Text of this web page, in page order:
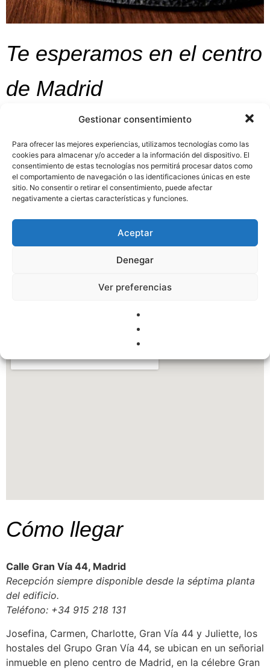
Gestionar consentimiento
Para ofrecer las mejores experiencias, utilizamos tecnologías como las
cookies para almacenar y/o acceder a la información del dispositivo. El
consentimiento de estas tecnologías nos permitirá procesar datos como
el comportamiento de navegación o las identificaciones únicas en este
sitio. No consentir o retirar el consentimiento, puede afectar
negativamente a ciertas características y funciones.
Aceptar
Denegar
Ver preferencias
Te esperamos en el centro
de Madrid
Hostel Juliette — 2ª Planta
juliette@granvia44madrid.com
Hostal Carmen — 4ª Planta
carmen@granvia44madrid.com
Hostal Josefina — 7ª Planta
Hostal Gran Vía 44 — 8ª Planta
charlotte@granvia44madrid.com
Cómo llegar
Calle Gran Vía 44, Madrid
Recepción siempre disponible desde la séptima planta
del edificio.
Teléfono: +34 915 218 131
Josefina, Carmen, Charlotte, Gran Vía 44 y Juliette, los
hostales del Grupo Gran Vía 44, se ubican en un señorial
inmueble en pleno centro de Madrid, en la célebre Gran